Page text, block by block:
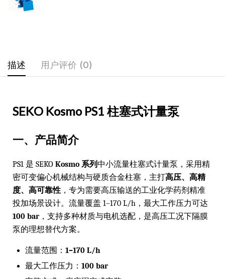
描述 用户评价 (0)
SEKO Kosmo PS1 柱塞式计量泵
一、产品简介
PS1 是 SEKO Kosmo 系列中小流量柱塞式计量泵，采用精
密可变偏心机械结构与硬质合金柱塞，主打高压、高精
度、高可靠性 ，专为需要高压输送的工业化学药剂精准
投加场景设计。流量覆盖 1–170 L/h，最大工作压力可达
100 bar，支持多种材质与电机选配，是高压工况下隔膜
泵的理想替代方案。
流量范围： 1–170 L/h
最大工作压力： 100 bar